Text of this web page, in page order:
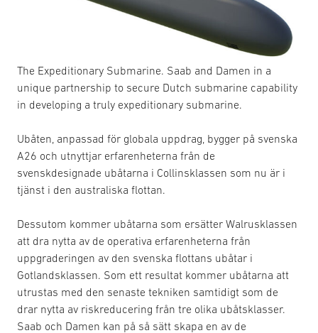
The Expeditionary Submarine. Saab and Damen in a
unique partnership to secure Dutch submarine capability
in developing a truly expeditionary submarine.
Ubåten, anpassad för globala uppdrag, bygger på svenska
A26 och utnyttjar erfarenheterna från de
svenskdesignade ubåtarna i Collinsklassen som nu är i
tjänst i den australiska flottan.
Dessutom kommer ubåtarna som ersätter Walrusklassen
att dra nytta av de operativa erfarenheterna från
uppgraderingen av den svenska flottans ubåtar i
Gotlandsklassen. Som ett resultat kommer ubåtarna att
utrustas med den senaste tekniken samtidigt som de
drar nytta av riskreducering från tre olika ubåtsklasser.
Saab och Damen kan på så sätt skapa en av de